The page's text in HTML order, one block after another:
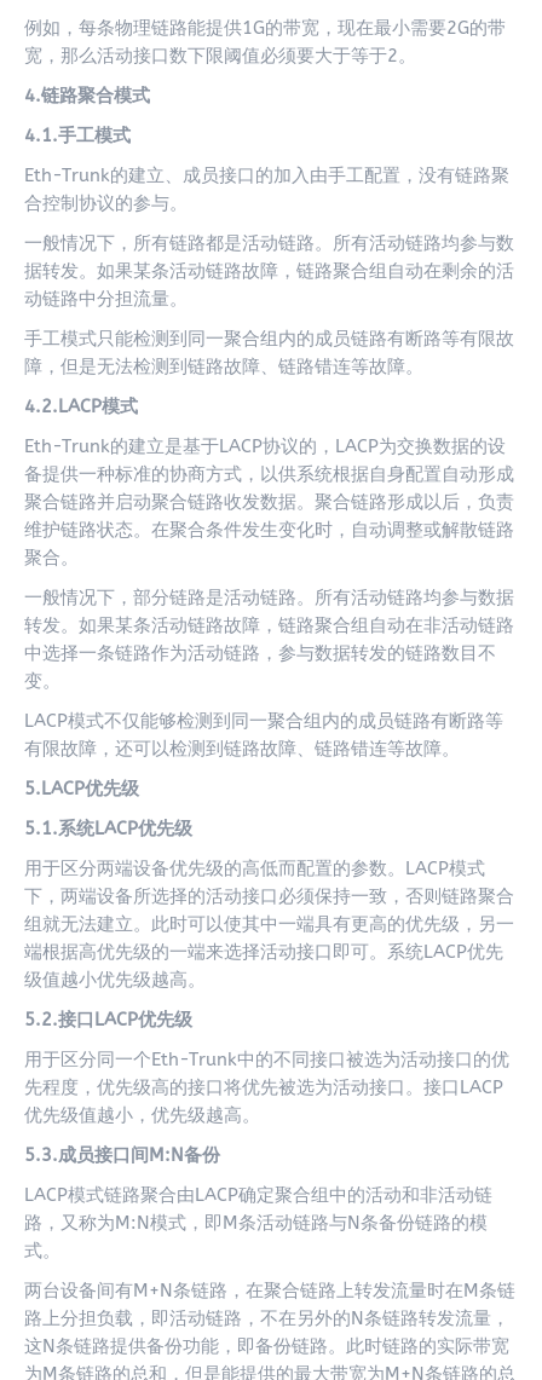
例如，每条物理链路能提供1G的带宽，现在最小需要2G的带
宽，那么活动接口数下限阈值必须要大于等于2。
4.链路聚合模式
4.1.手工模式
Eth-Trunk的建立、成员接口的加入由手工配置，没有链路聚
合控制协议的参与。
一般情况下，所有链路都是活动链路。所有活动链路均参与数
据转发。如果某条活动链路故障，链路聚合组自动在剩余的活
动链路中分担流量。
手工模式只能检测到同一聚合组内的成员链路有断路等有限故
障，但是无法检测到链路故障、链路错连等故障。
4.2.LACP模式
Eth-Trunk的建立是基于LACP协议的，LACP为交换数据的设
备提供一种标准的协商方式，以供系统根据自身配置自动形成
聚合链路并启动聚合链路收发数据。聚合链路形成以后，负责
维护链路状态。在聚合条件发生变化时，自动调整或解散链路
聚合。
一般情况下，部分链路是活动链路。所有活动链路均参与数据
转发。如果某条活动链路故障，链路聚合组自动在非活动链路
中选择一条链路作为活动链路，参与数据转发的链路数目不
变。
LACP模式不仅能够检测到同一聚合组内的成员链路有断路等
有限故障，还可以检测到链路故障、链路错连等故障。
5.LACP优先级
5.1.系统LACP优先级
用于区分两端设备优先级的高低而配置的参数。LACP模式
下，两端设备所选择的活动接口必须保持一致，否则链路聚合
组就无法建立。此时可以使其中一端具有更高的优先级，另一
端根据高优先级的一端来选择活动接口即可。系统LACP优先
级值越小优先级越高。
5.2.接口LACP优先级
用于区分同一个Eth-Trunk中的不同接口被选为活动接口的优
先程度，优先级高的接口将优先被选为活动接口。接口LACP
优先级值越小，优先级越高。
5.3.成员接口间M:N备份
LACP模式链路聚合由LACP确定聚合组中的活动和非活动链
路，又称为M:N模式，即M条活动链路与N条备份链路的模
式。
两台设备间有M+N条链路，在聚合链路上转发流量时在M条链
路上分担负载，即活动链路，不在另外的N条链路转发流量，
这N条链路提供备份功能，即备份链路。此时链路的实际带宽
为M条链路的总和，但是能提供的最大带宽为M+N条链路的总